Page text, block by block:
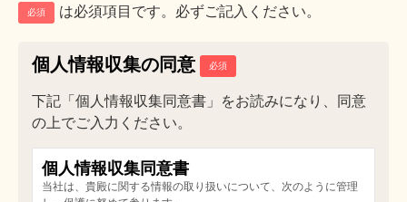
必須 は必須項目です。必ずご記入ください。
個人情報収集の同意
下記「個人情報収集同意書」をお読みになり、同意
の上でご入力ください。